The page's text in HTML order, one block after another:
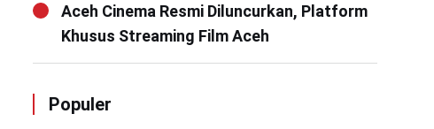
Aceh Cinema Resmi Diluncurkan, Platform
Khusus Streaming Film Aceh
Populer